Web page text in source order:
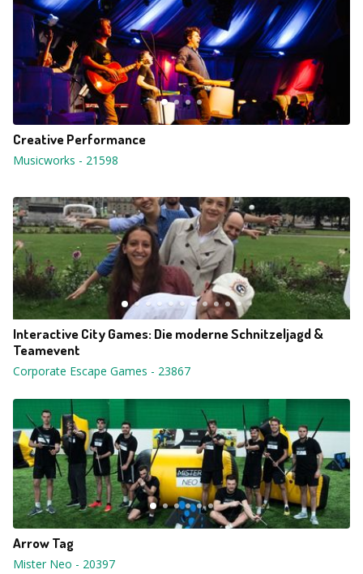
Creative Performance
Musicworks - 21598
Interactive City Games: Die moderne Schnitzeljagd &
Teamevent
Corporate Escape Games - 23867
Arrow Tag
Mister Neo - 20397